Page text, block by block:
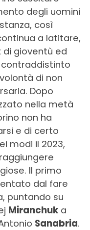
degli uomini
così
a latitare,
gioventù ed
di non
Dopo
nella metà
non ha
e di certo
modi il 2023,
Il primo
dal fare
puntando su
Miranchuka
Sanabria.